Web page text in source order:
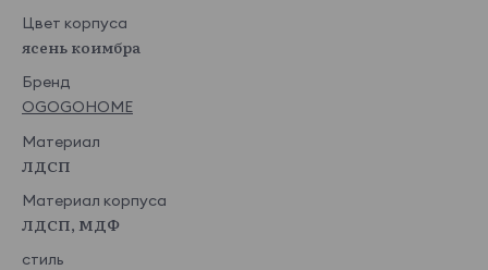
Цвет корпуса
ясень коимбра
Бренд
OGOGOHOME
Материал
ЛДСП
Материал корпуса
ЛДСП, МДФ
стиль